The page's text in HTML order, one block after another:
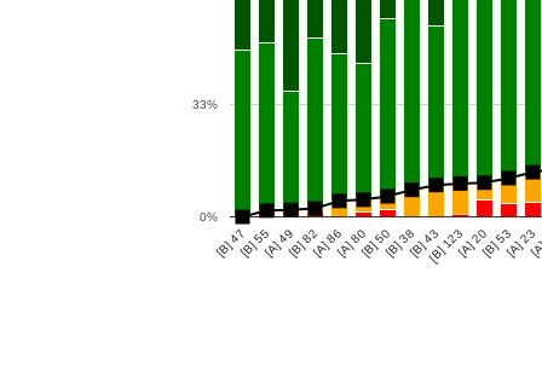
[B] 47[B] 55[A] 49[B] 82[A] 86[A] 80[B] 50[B] 38[B] 43[B] 123[A] 20[B] 53[A] 23
0%
33%